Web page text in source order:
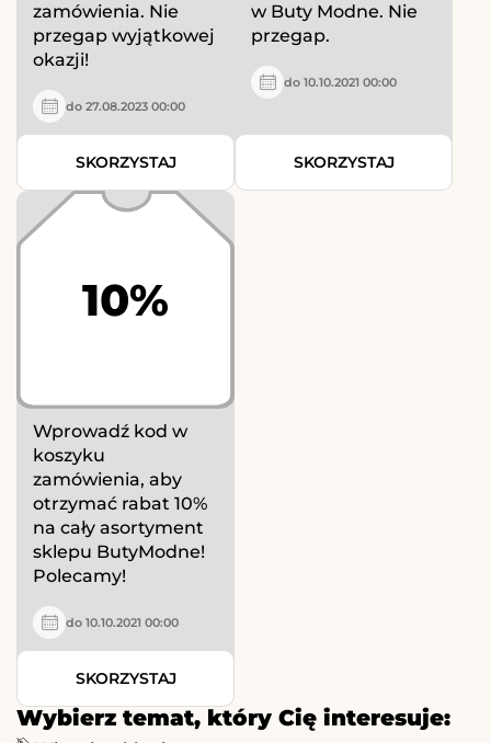
Wybierz temat, który Cię interesuje:
zamówienia. Nie
przegap wyjątkowej
okazji!
do 27.08.2023 00:00
SKORZYSTAJ
w Buty Modne. Nie
przegap.
do 10.10.2021 00:00
SKORZYSTAJ
10%
Wprowadź kod w
koszyku
zamówienia, aby
otrzymać rabat 10%
na cały asortyment
sklepu ButyModne!
Polecamy!
do 10.10.2021 00:00
SKORZYSTAJ